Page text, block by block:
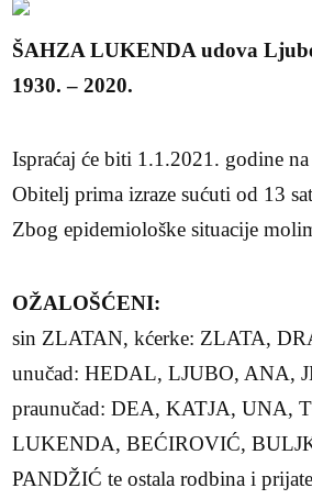
ŠAHZA LUKENDA udova
1930. – 2020.
Ispraćaj će biti 1.1.2021. godine
Obitelj prima izraze sućuti od 13
Zbog epidemiološke situacije
OŽALOŠĆENI:
sin ZLATAN, kćerke: ZLATA,
unučad: HEDAL, LJUBO, ANA,
praunučad: DEA, KATJA,
LUKENDA, BEĆIROVIĆ,
PANDŽIĆ te ostala rodbina i